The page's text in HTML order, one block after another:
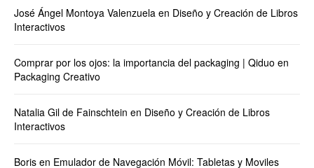
José Ángel Montoya Valenzuela en Diseño y Creación de Libros
Interactivos
Comprar por los ojos: la importancia del packaging | Qiduo en
Packaging Creativo
Natalia Gil de Fainschtein en Diseño y Creación de Libros
Interactivos
Boris en Emulador de Navegación Móvil: Tabletas y Moviles